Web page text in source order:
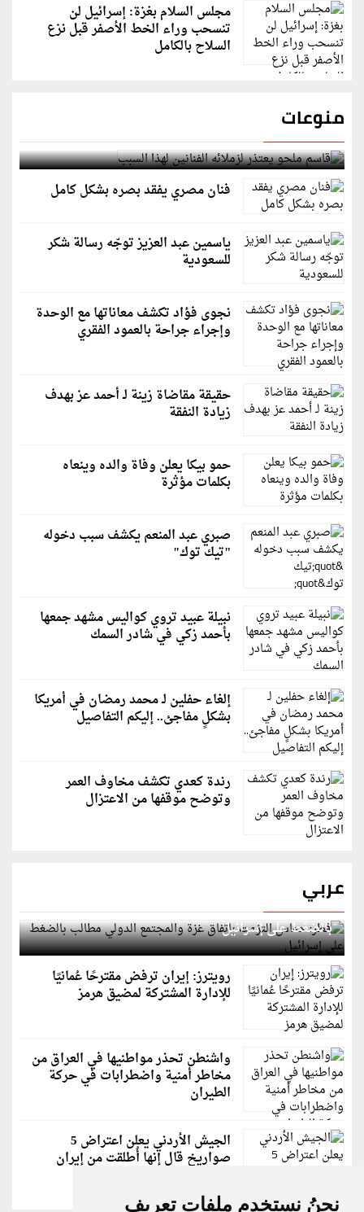
نحنُ نستخدم ملفات تعريف
مجلس السلام بغزة: إسرائيل لن
تنسحب وراء الخط الأصفر قبل نزع
السلاح بالكامل
منوعات
قاسم ملحو يعتذر لزملائه الفنانين لهذا السبب
فنان مصري يفقد بصره بشكل كامل
ياسمين عبد العزيز توجّه رسالة شكر
للسعودية
نجوى فؤاد تكشف معاناتها مع الوحدة
وإجراء جراحة بالعمود الفقري
حقيقة مقاضاة زينة لـ أحمد عز بهدف
زيادة النفقة
حمو بيكا يعلن وفاة والده وينعاه
بكلمات مؤثرة
صبري عبد المنعم يكشف سبب دخوله
"تيك توك"
نبيلة عبيد تروي كواليس مشهد جمعها
بأحمد زكي في شادر السمك
إلغاء حفلين لـ محمد رمضان في أمريكا
بشكلٍ مفاجئ.. إليكم التفاصيل
رندة كعدي تكشف مخاوف العمر
وتوضح موقفها من الاعتزال
عربي
قطر: حماس التزمت باتفاق غزة والمجتمع الدولي مطالب
بالضغط على إسرائيل
رويترز: إيران ترفض مقترحًا عُمانيًا
للإدارة المشتركة لمضيق هرمز
واشنطن تحذر مواطنيها في العراق من
مخاطر أمنية واضطرابات في حركة
الطيران
الجيش الأردني يعلن اعتراض 5
صواريخ قال إنها أُطلقت من إيران